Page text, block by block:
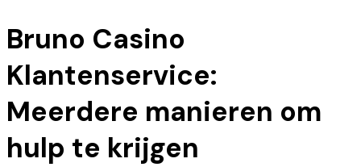
Bruno Casino
Klantenservice:
Meerdere manieren om
hulp te krijgen